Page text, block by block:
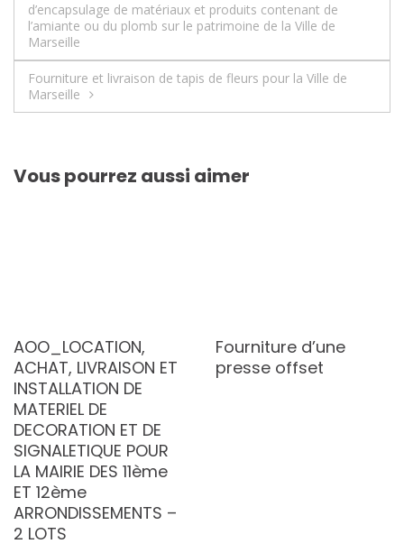
de
l’article
d’encapsulage de matériaux et produits contenant de
l’amiante ou du plomb sur le patrimoine de la Ville de
Marseille
Fourniture et livraison de tapis de fleurs pour la Ville de
Marseille
Vous pourrez aussi aimer
AOO_LOCATION,
ACHAT, LIVRAISON ET
INSTALLATION DE
MATERIEL DE
DECORATION ET DE
SIGNALETIQUE POUR
LA MAIRIE DES 11ème
ET 12ème
ARRONDISSEMENTS –
2 LOTS
Fourniture d’une
presse offset